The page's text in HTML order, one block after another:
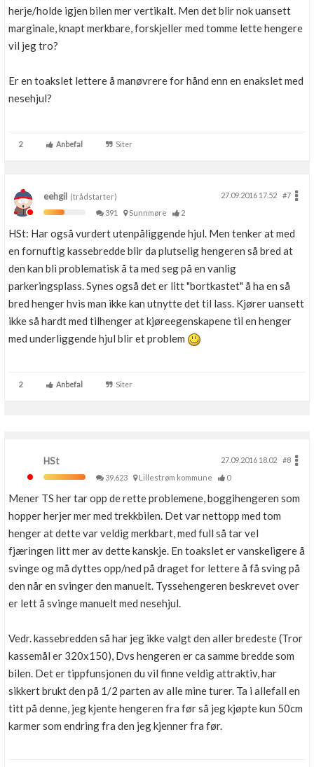
herje/holde igjen bilen mer vertikalt. Men det blir nok uansett
marginale, knapt merkbare, forskjeller med tomme lette hengere
vil jeg tro?
Er en toakslet lettere å manøvrere for hånd enn en enakslet med
nesehjul?
2 Anbefal Siter
eehgil (trådstarter) 27.09.2016 17.52
#7
391
Sunnmøre 2
HSt: Har også vurdert utenpåliggende hjul. Men tenker at med
en fornuftig kassebredde blir da plutselig hengeren så bred at
den kan bli problematisk å ta med seg på en vanlig
parkeringsplass. Synes også det er litt "bortkastet" å ha en så
bred henger hvis man ikke kan utnytte det til lass. Kjører uansett
ikke så hardt med tilhenger at kjøreegenskapene til en henger
med underliggende hjul blir et problem
2 Anbefal Siter
HSt 27.09.2016 18.02
#8
39,623
Lillestrøm kommune 0
Mener TS her tar opp de rette problemene, boggihengeren som
hopper herjer mer med trekkbilen. Det var nettopp med tom
henger at dette var veldig merkbart, med full så tar vel
fjæringen litt mer av dette kanskje. En toakslet er vanskeligere å
svinge og må dyttes opp/ned på draget for lettere å få sving på
den når en svinger den manuelt. Tyssehengeren beskrevet over
er lett å svinge manuelt med nesehjul.
Vedr. kassebredden så har jeg ikke valgt den aller bredeste (Tror
kassemål er 320x150), Dvs hengeren er ca samme bredde som
bilen. Det er tippfunsjonen du vil finne veldig attraktiv, har
sikkert brukt den på 1/2 parten av alle mine turer. Ta i allefall en
titt på denne, jeg kjente hengeren fra før så jeg kjøpte kun 50cm
karmer som endring fra den jeg kjenner fra før.